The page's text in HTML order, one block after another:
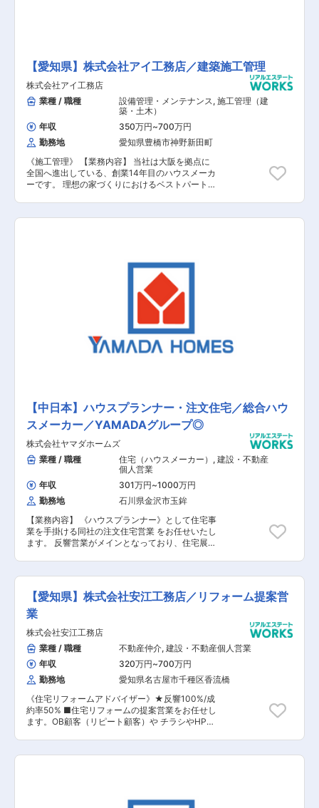
【愛知県】株式会社アイ工務店／建築施工管理
株式会社アイ工務店
業種 / 職種
設備管理・メンテナンス, 施工管理（建
築・土木）
年収
350万円~700万円
勤務地
愛知県豊橋市神野新田町
《施工管理》 【業務内容】 当社は大阪を拠点に
全国へ進出している、創業14年目のハウスメーカ
ーです。 理想の家づくりにおけるベストパートナ
長性を推移する同社。社員数は1,500名、売り上
での施工管理全般を担当します。建築現場では、
職方や関連メーカーと連携しお客様の想いがつま
ったマイホームを施工していきます。 「お客様に
よろこばれる家づくり」のため、お客様に応じた
空間提案が強みの同社の住宅はお客様に応じ
様々。しっかりと経験を積んでいただける環境で
す。 現状工期は4ヶ月前後、年間約25～30棟の
工事をお任せ致します。 未経験の方・経験が浅い
方は、まずは先輩社員との同行からスタートいた
給与反映される環境／1棟完工あたりのインセン
ティブあり／追い風◎売上成長率No.1のハウスメ
ーカー～ ■はたらく環境： 2010年に設立され、
つくっていくという気概の元働いています。積極
的なチャレンジも推奨しており、1人1人が意見を
言いやすい社風です。また、「家族の支え、理解
があってこそ、楽しく仕事ができる」という社長
の考えもあり、自分の仕事や、どんな方々と働い
ているのかということを理解してもらう、日ごろ
の支えに感謝する意味も込めて季節に合わせて、
パートナー企業、家族も参加できる社内イベント
を実施しています。春には野球大会、バーベキュ
ー、夏には家族キャンプ、社員旅行と盛り沢山の
イベントで社員全員が楽しんでます。 また、勤務
は、必ず振休を取得いただきます。
【中日本】ハウスプランナー・注文住宅／総合ハウ
スメーカー／YAMADAグループ◎
株式会社ヤマダホームズ
業種 / 職種
住宅（ハウスメーカー） , 建設・不動産
個人営業
年収
301万円~1000万円
勤務地
石川県金沢市玉鉾
【業務内容】 《ハウスプランナー》として住宅事
業を手掛ける同社の注文住宅営業 をお任せいたし
ます。 反響営業がメインとなっており、住宅展示
ご提案をお願いいたします。 【具体的な業務内
容】 ■地盤調査、設計・工事担当・インテリアア
ドバイザーとの連携 ■建設計画プラン作成 ■資金
計画の作成 ■上棟・お引渡し 【担当者コメン
ト】 同社は東証プライム上場の《YAMADAグル
ープ》の一員として、 注文住宅・リフォーム・買
取再販・不動産仲介などお客様のあらゆる ニーズ
に対応している総合ハウスメーカーになります。
創業70年を超える老舗企業として、またヤマダ
HDの安定性を持ち ホールディングスとしてのネ
住まいをトータルプロデュースできることが同社
の強み になります。 企業理念として「創造と挑
戦」を掲げ、何度失敗しても最終的に成功 すれば
タイルでの営業を行っていただきますので、お客
【愛知県】株式会社安江工務店／リフォーム提案営
業
株式会社安江工務店
業種 / 職種
不動産仲介, 建設・不動産個人営業
年収
320万円~700万円
勤務地
愛知県名古屋市千種区香流橋
《住宅リフォームアドバイザー》★反響100%/成
約率50% ■住宅リフォームの提案営業をお任せし
ます。OB顧客（リピート顧客）や チラシやHPを
徴】 ■工事期間1週間以上または家の構造に触れ
各営業の担当 エリアを集約することで移動時間を